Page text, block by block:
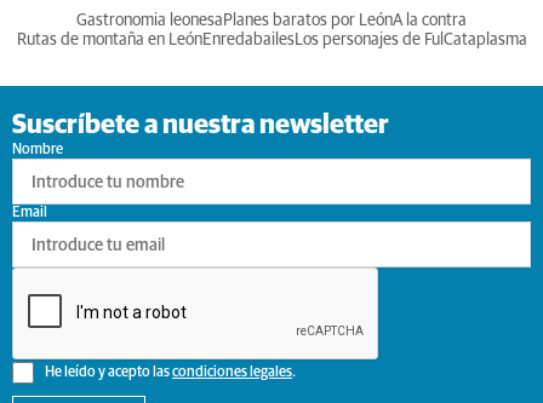
Gastronomia leonesa Planes baratos por LeónA la contra
Rutas de montaña en LeónEnredabailesLos personajes de Ful Cataplasma
Suscríbete a nuestra newsletter
Nombre
He leído y acepto lascondiciones legales.
Email